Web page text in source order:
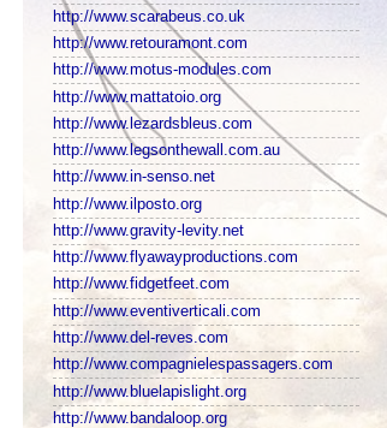
http://www.scarabeus.co.uk
http://www.retouramont.com
http://www.motus-modules.com
http://www.mattatoio.org
http://www.lezardsbleus.com
http://www.legsonthewall.com.au
http://www.in-senso.net
http://www.ilposto.org
http://www.gravity-levity.net
http://www.flyawayproductions.com
http://www.fidgetfeet.com
http://www.eventiverticali.com
http://www.del-reves.com
http://www.compagnielespassagers.com
http://www.bluelapislight.org
http://www.bandaloop.org